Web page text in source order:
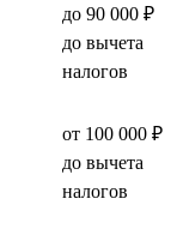
до 90 000 ₽
до вычета
налогов
от 100 000 ₽
до вычета
налогов